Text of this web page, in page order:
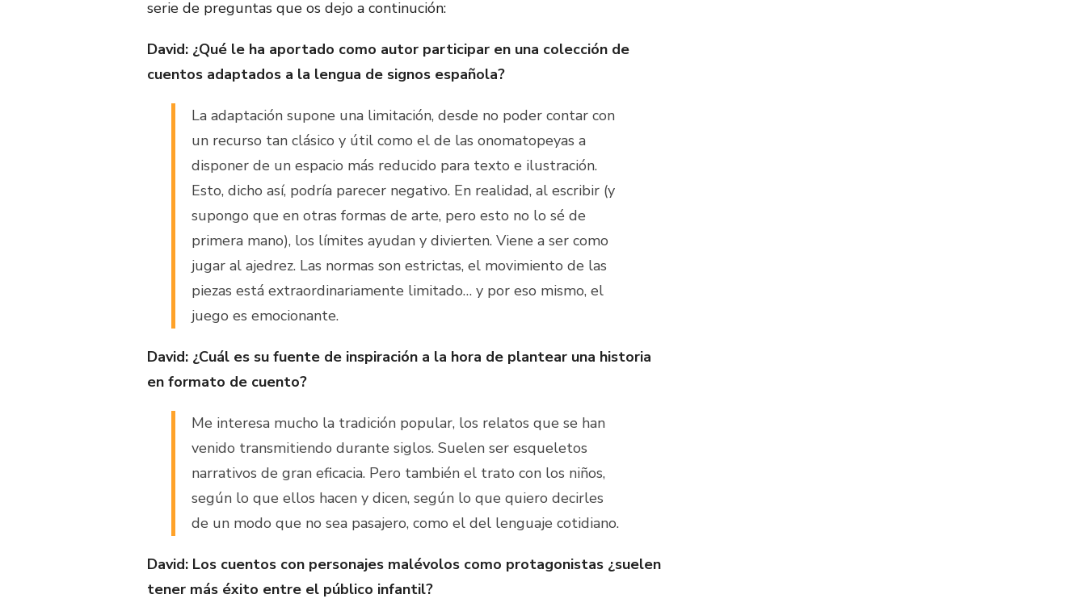
serie de preguntas que os dejo a continución:
David: ¿Qué le ha aportado como autor participar en una colección de
cuentos adaptados a la lengua de signos española?
La adaptación supone una limitación, desde no poder contar con
un recurso tan clásico y útil como el de las onomatopeyas a
disponer de un espacio más reducido para texto e ilustración.
Esto, dicho así, podría parecer negativo. En realidad, al escribir (y
supongo que en otras formas de arte, pero esto no lo sé de
primera mano), los límites ayudan y divierten. Viene a ser como
jugar al ajedrez. Las normas son estrictas, el movimiento de las
piezas está extraordinariamente limitado… y por eso mismo, el
juego es emocionante.
David: ¿Cuál es su fuente de inspiración a la hora de plantear una historia
en formato de cuento?
Me interesa mucho la tradición popular, los relatos que se han
venido transmitiendo durante siglos. Suelen ser esqueletos
narrativos de gran eficacia. Pero también el trato con los niños,
según lo que ellos hacen y dicen, según lo que quiero decirles
de un modo que no sea pasajero, como el del lenguaje cotidiano.
David: Los cuentos con personajes malévolos como protagonistas ¿suelen
tener más éxito entre el público infantil?